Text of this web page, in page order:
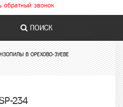
обратный звонок
ПОИСК
В ОРЕХОВО-ЗУЕВЕ
234